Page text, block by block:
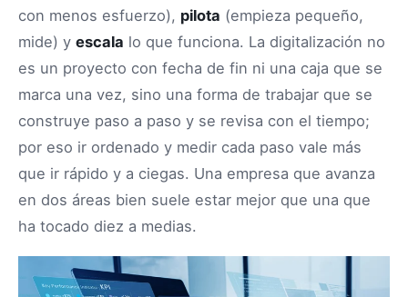
con menos esfuerzo), pilota (empieza pequeño,
mide) y escala lo que funciona. La digitalización no
es un proyecto con fecha de fin ni una caja que se
marca una vez, sino una forma de trabajar que se
construye paso a paso y se revisa con el tiempo;
por eso ir ordenado y medir cada paso vale más
que ir rápido y a ciegas. Una empresa que avanza
en dos áreas bien suele estar mejor que una que
ha tocado diez a medias.